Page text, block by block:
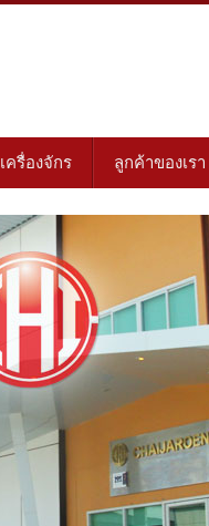
เครื่องจักร ลูกค้าของเรา